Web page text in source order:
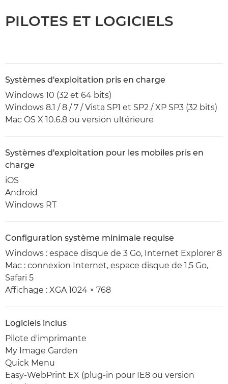
PILOTES ET LOGICIELS
Systèmes d'exploitation pris en charge
Windows 10 (32 et 64 bits)
Windows 8.1 / 8 / 7 / Vista SP1 et SP2 / XP SP3 (32 bits)
Mac OS X 10.6.8 ou version ultérieure
Systèmes d'exploitation pour les mobiles pris en
charge
iOS
Android
Windows RT
Configuration système minimale requise
Windows : espace disque de 3 Go, Internet Explorer 8
Mac : connexion Internet, espace disque de 1,5 Go,
Safari 5
Affichage : XGA 1024 × 768
Logiciels inclus
Pilote d'imprimante
My Image Garden
Quick Menu
Easy-WebPrint EX (plug-in pour IE8 ou version